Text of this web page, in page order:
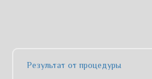
Результат от процедуры